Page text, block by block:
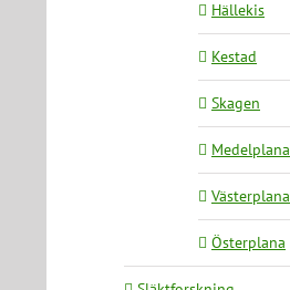
Hällekis
Kestad
Skagen
Medelplana
Västerplana
Österplana